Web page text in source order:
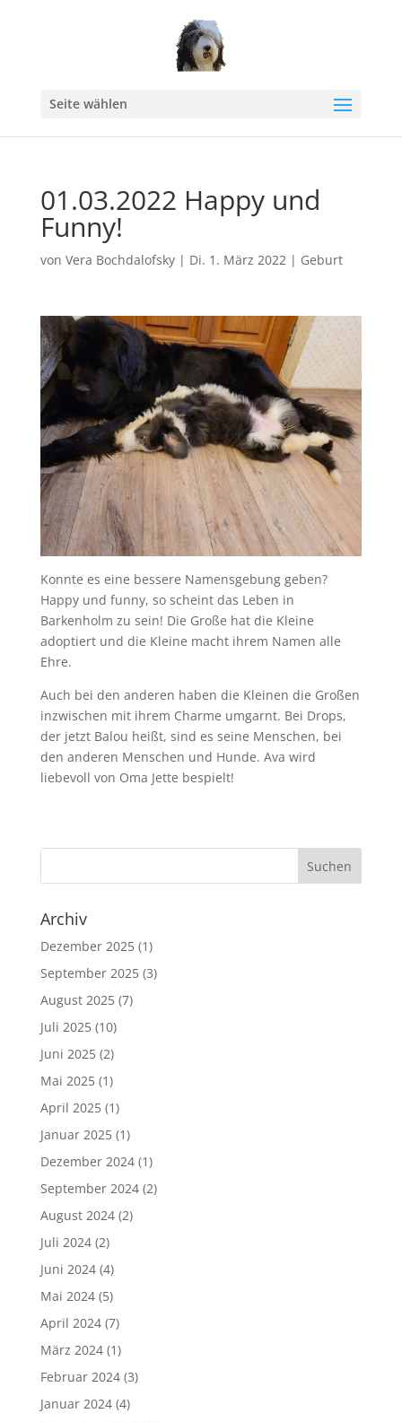
Seite wählen
01.03.2022 Happy und
Funny!
von Vera Bochdalofsky| Di. 1. März 2022| Geburt
Konnte es eine bessere Namensgebung geben?
Happy und funny, so scheint das Leben in
Barkenholm zu sein! Die Große hat die Kleine
adoptiert und die Kleine macht ihrem Namen alle
Ehre.
Auch bei den anderen haben die Kleinen die Großen
inzwischen mit ihrem Charme umgarnt. Bei Drops,
der jetzt Balou heißt, sind es seine Menschen, bei
den anderen Menschen und Hunde. Ava wird
liebevoll von Oma Jette bespielt!
Archiv
Dezember 2025(1)
September 2025(3)
August 2025(7)
Juli 2025(10)
Juni 2025(2)
Mai 2025(1)
April 2025(1)
Januar 2025(1)
Dezember 2024(1)
September 2024(2)
August 2024(2)
Juli 2024(2)
Juni 2024(4)
Mai 2024(5)
April 2024(7)
März 2024(1)
Februar 2024(3)
Januar 2024(4)